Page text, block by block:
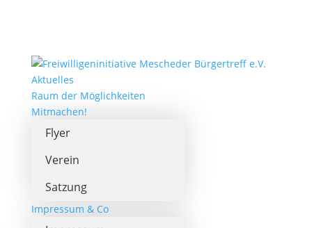
Aktuelles
Raum der Möglichkeiten
Mitmachen!
Flyer
Verein
Satzung
Impressum & Co